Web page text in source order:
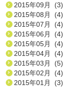
2015年09月 (3)
2015年08月 (4)
2015年07月 (4)
2015年06月 (4)
2015年05月 (4)
2015年04月 (4)
2015年03月 (5)
2015年02月 (4)
2015年01月 (3)